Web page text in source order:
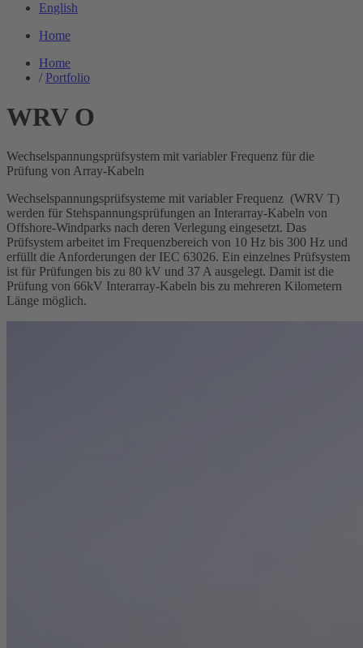
English
Home
Home
/ Portfolio
WRV O
Wechselspannungsprüfsystem mit variabler Frequenz für die
Prüfung von Array-Kabeln
Wechselspannungsprüfsysteme mit variabler Frequenz (WRV T)
werden für Stehspannungsprüfungen an Interarray-Kabeln von
Offshore-Windparks nach deren Verlegung eingesetzt. Das
Prüfsystem arbeitet im Frequenzbereich von 10 Hz bis 300 Hz und
erfüllt die Anforderungen der IEC 63026. Ein einzelnes Prüfsystem
ist für Prüfungen bis zu 80 kV und 37 A ausgelegt. Damit ist die
Prüfung von 66kV Interarray-Kabeln bis zu mehreren Kilometern
Länge möglich.